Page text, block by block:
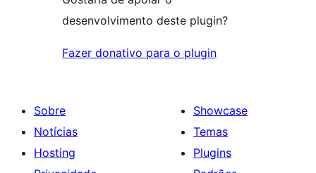
desenvolvimento deste plugin?
Fazer donativo para o plugin
Sobre
Notícias
Hosting
Showcase
Temas
Plugins